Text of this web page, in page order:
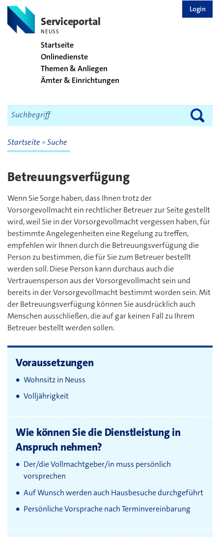
Serviceportal
NEUSS
Startseite
Onlinedienste
Themen & Anliegen
Ämter & Einrichtungen
Login
Startseite Suche
Betreuungsverfügung
Wenn Sie Sorge haben, dass Ihnen trotz der
Vorsorgevollmacht ein rechtlicher Betreuer zur Seite gestellt
wird, weil Sie in der Vorsorgevollmacht vergessen haben, für
bestimmte Angelegenheiten eine Regelung zu treffen,
empfehlen wir Ihnen durch die Betreuungsverfügung die
Person zu bestimmen, die für Sie zum Betreuer bestellt
werden soll. Diese Person kann durchaus auch die
Vertrauensperson aus der Vorsorgevollmacht sein und
bereits in der Vorsorgevollmacht bestimmt worden sein. Mit
der Betreuungsverfügung können Sie ausdrücklich auch
Menschen ausschließen, die auf gar keinen Fall zu Ihrem
Betreuer bestellt werden sollen.
Voraussetzungen
Wohnsitz in Neuss
Volljährigkeit
Wie können Sie die Dienstleistung in
Anspruch nehmen?
Der/die Vollmachtgeber/in muss persönlich
vorsprechen
Auf Wunsch werden auch Hausbesuche durchgeführt
Persönliche Vorsprache nach Terminvereinbarung